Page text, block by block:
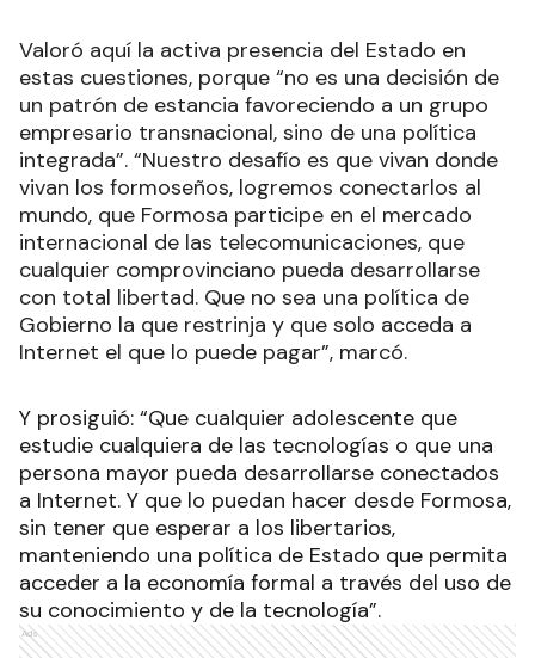
Valoró aquí la activa presencia del Estado en
estas cuestiones, porque “no es una decisión de
un patrón de estancia favoreciendo a un grupo
empresario transnacional, sino de una política
integrada”. “Nuestro desafío es que vivan donde
vivan los formoseños, logremos conectarlos al
mundo, que Formosa participe en el mercado
internacional de las telecomunicaciones, que
cualquier comprovinciano pueda desarrollarse
con total libertad. Que no sea una política de
Gobierno la que restrinja y que solo acceda a
Internet el que lo puede pagar”, marcó.
Y prosiguió: “Que cualquier adolescente que
estudie cualquiera de las tecnologías o que una
persona mayor pueda desarrollarse conectados
a Internet. Y que lo puedan hacer desde Formosa,
sin tener que esperar a los libertarios,
manteniendo una política de Estado que permita
acceder a la economía formal a través del uso de
su conocimiento y de la tecnología”.
Ads